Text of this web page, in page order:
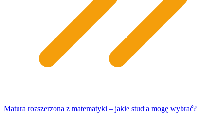
Matura rozszerzona z matematyki – jakie studia mogę wybrać?